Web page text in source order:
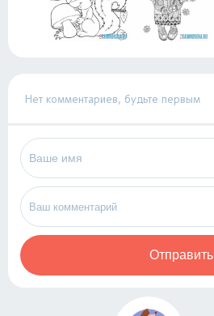
Нет комментариев, будьте первым
Отправить